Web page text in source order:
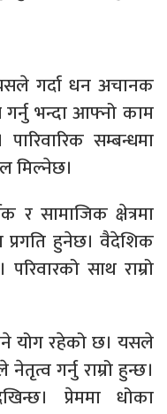
गर्दा धन अचानक
गर्नु भन्दा आफ्नो काम
सम्बन्धमा
मिल्नेछ।
र सामाजिक क्षेत्रमा
प्रगति हुनेछ। वैदेशिक
साथ राम्रो
योग रहेको छ। यसले
गर्नु राम्रो हुन्छ।
प्रेममा धोका